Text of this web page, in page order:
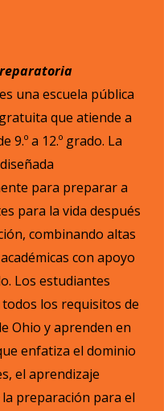
es una escuela pública
que atiende a
9.º a 12.º grado. La
para preparar a
para la vida después
combinando altas
con apoyo
Los estudiantes
los requisitos de
Ohio y aprenden en
enfatiza el dominio
el aprendizaje
preparación para el